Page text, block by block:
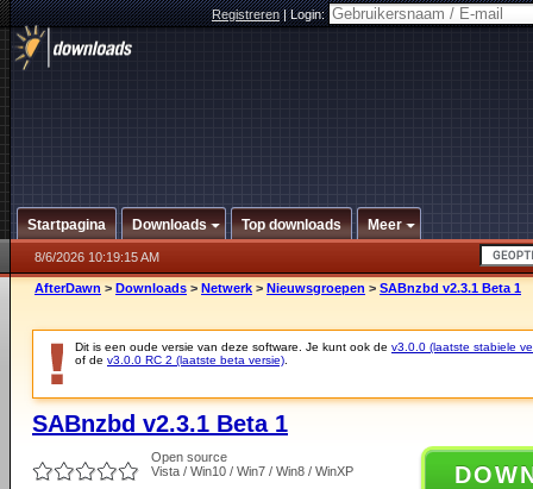
Registreren|Login:
Startpagina Downloads Top downloads Meer
8/6/2026 10:19:15 AM
AfterDawn > Downloads > Netwerk > Nieuwsgroepen > SABnzbd v2.3.1 Beta 1
Dit is een oude versie van deze software. Je kunt ook de v3.0.0 (laatste stabiele
of de v3.0.0 RC 2 (laatste beta versie)
SABnzbd v2.3.1 Beta 1
Open source
Vista / Win10 / Win7 / Win8 / WinXP